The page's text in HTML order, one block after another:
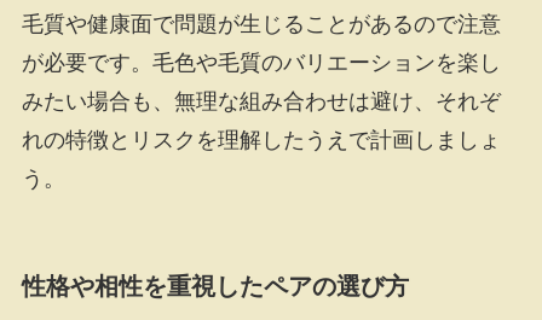
毛質や健康面で問題が生じることがあるので注意
が必要です。毛色や毛質のバリエーションを楽し
みたい場合も、無理な組み合わせは避け、それぞ
れの特徴とリスクを理解したうえで計画しましょ
う。
性格や相性を重視したペアの選び方